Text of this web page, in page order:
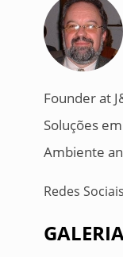
Founder at
Soluções
Ambiente
Redes